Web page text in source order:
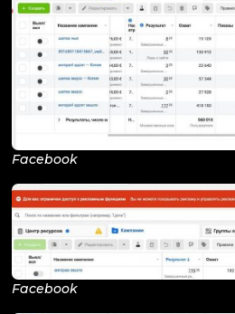
Facebook
Facebook